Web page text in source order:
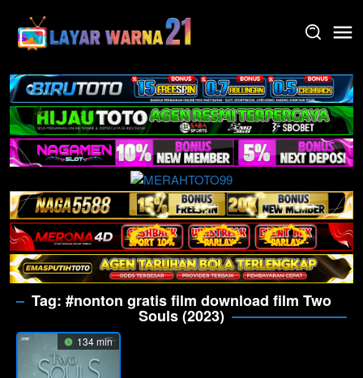
content
Tag: #nonton gratis film download film Two
Souls (2023)
134 min